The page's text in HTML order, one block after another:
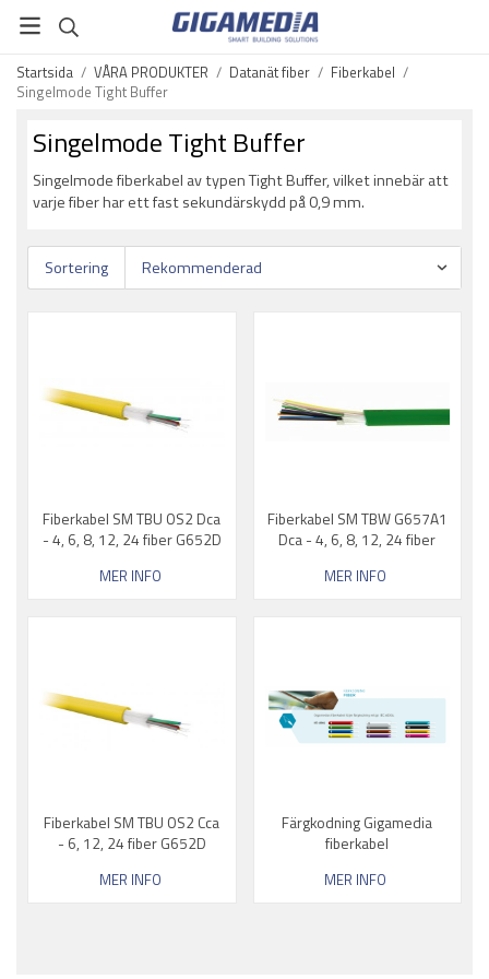
Startsida / VÅRA PRODUKTER / Datanät fiber / Fiberkabel /
Singelmode Tight Buffer
Singelmode Tight Buffer
Singelmode fiberkabel av typen Tight Buffer, vilket innebär att
varje fiber har ett fast sekundärskydd på 0,9 mm.
Sortering
Fiberkabel SM TBU OS2 Dca
- 4, 6, 8, 12, 24 fiber G652D
MER INFO
Fiberkabel SM TBW G657A1
Dca - 4, 6, 8, 12, 24 fiber
MER INFO
Fiberkabel SM TBU OS2 Cca
- 6, 12, 24 fiber G652D
MER INFO
Färgkodning Gigamedia
fiberkabel
MER INFO